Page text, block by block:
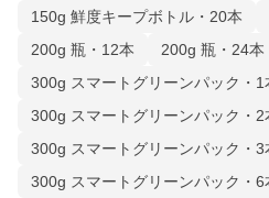
150g 鮮度キープボトル・20本
200g 瓶・12本
200g 瓶・24本
300g スマートグリーンパック・1
300g スマートグリーンパック・2
300g スマートグリーンパック・3
300g スマートグリーンパック・6